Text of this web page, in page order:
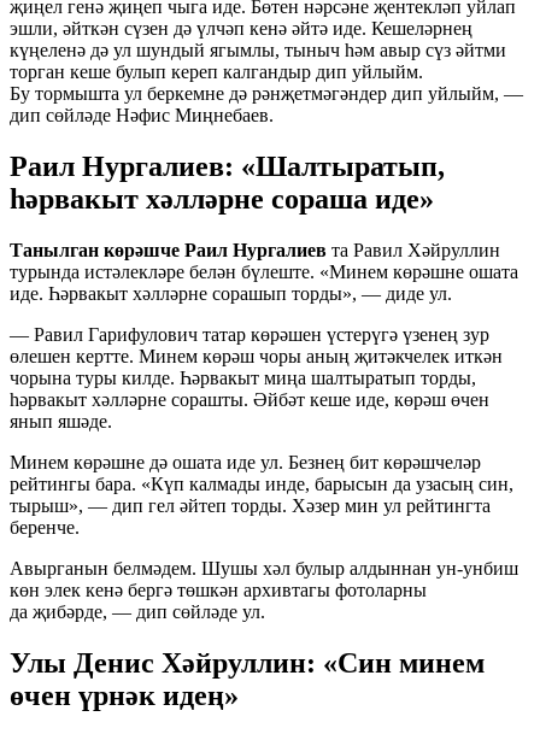
җиңел генә җиңеп чыга иде. Бөтен нәрсәне җентекләп уйлап
эшли, әйткән сүзен дә үлчәп кенә әйтә иде. Кешеләрнең
күңеленә дә ул шундый ягымлы, тыныч һәм авыр сүз әйтми
торган кеше булып кереп калгандыр дип уйлыйм.
Бу тормышта ул беркемне дә рәнҗетмәгәндер дип уйлыйм, —
дип сөйләде Нәфис Миңнебаев.
Раил Нургалиев: «Шалтыратып,
һәрвакыт хәлләрне сораша иде»
Танылган көрәшче Раил Нургалиев та Равил Хәйруллин
турында истәлекләре белән бүлеште. «Минем көрәшне ошата
иде. Һәрвакыт хәлләрне сорашып торды», — диде ул.
— Равил Гарифулович татар көрәшен үстерүгә үзенең зур
өлешен кертте. Минем көрәш чоры аның җитәкчелек иткән
чорына туры килде. Һәрвакыт миңа шалтыратып торды,
һәрвакыт хәлләрне сорашты. Әйбәт кеше иде, көрәш өчен
янып яшәде.
Минем көрәшне дә ошата иде ул. Безнең бит көрәшчеләр
рейтингы бара. «Күп калмады инде, барысын да узасың син,
тырыш», — дип гел әйтеп торды. Хәзер мин ул рейтингта
беренче.
Авырганын белмәдем. Шушы хәл булыр алдыннан ун-унбиш
көн элек кенә бергә төшкән архивтагы фотоларны
да җибәрде, — дип сөйләде ул.
Улы Денис Хәйруллин: «Син минем
өчен үрнәк идең»